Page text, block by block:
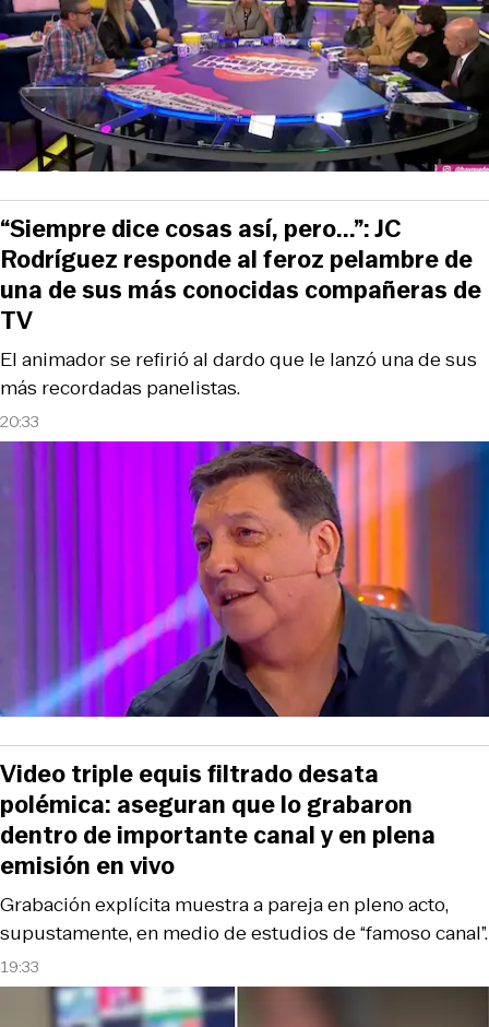
20:33
El animador se refirió al dardo que le lanzó una de sus
más recordadas panelistas.
“Siempre dice cosas así, pero...”: JC
Rodríguez responde al feroz pelambre de
una de sus más conocidas compañeras de
TV
19:33
Grabación explícita muestra a pareja en pleno acto,
supustamente, en medio de estudios de “famoso canal”.
Video triple equis filtrado desata
polémica: aseguran que lo grabaron
dentro de importante canal y en plena
emisión en vivo